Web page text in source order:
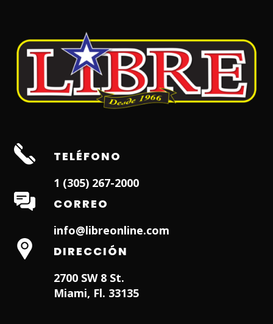
TELÉFONO
1 (305) 267-2000
CORREO
info@libreonline.com
DIRECCIÓN
2700 SW 8 St.
Miami, Fl. 33135